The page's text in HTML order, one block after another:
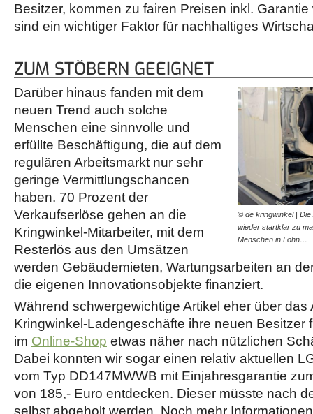
Besitzer, kommen zu fairen Preisen inkl.
sind ein wichtiger Faktor für nachhaltiges
ZUM STÖBERN GEEIGNET
© de kringwinkel |
wieder startklar zu
Menschen in Lohn…
Darüber hinaus fanden mit dem
neuen Trend auch solche
Menschen eine sinnvolle und
erfüllte Beschäftigung, die auf dem
regulären Arbeitsmarkt nur sehr
geringe Vermittlungschancen
haben. 70 Prozent der
Verkaufserlöse gehen an die
Kringwinkel-Mitarbeiter, mit dem
Resterlös aus den Umsätzen
werden Gebäudemieten, Wartungsarbeiten an
die eigenen Innovationsobjekte finanziert.
Während schwergewichtige Artikel eher über das
Kringwinkel-Ladengeschäfte ihre neuen Besitzer
im Online-Shop etwas näher nach nützlichen
Dabei konnten wir sogar einen relativ aktuellen
vom Typ DD147MWWB mit Einjahresgarantie
von 185,- Euro entdecken. Dieser müsste nach